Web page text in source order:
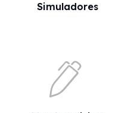
Simuladores